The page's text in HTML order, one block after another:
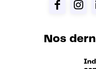
Nos